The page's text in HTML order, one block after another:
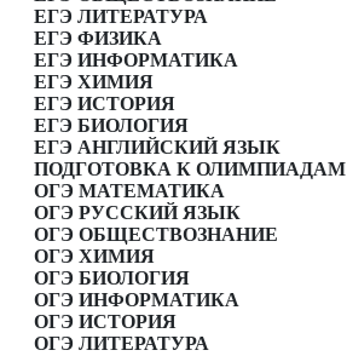
ЕГЭ ЛИТЕРАТУРА
ЕГЭ ФИЗИКА
ЕГЭ ИНФОРМАТИКА
ЕГЭ ХИМИЯ
ЕГЭ ИСТОРИЯ
ЕГЭ БИОЛОГИЯ
ЕГЭ АНГЛИЙСКИЙ ЯЗЫК
ПОДГОТОВКА К ОЛИМПИАДАМ
ОГЭ МАТЕМАТИКА
ОГЭ РУССКИЙ ЯЗЫК
ОГЭ ОБЩЕСТВОЗНАНИЕ
ОГЭ ХИМИЯ
ОГЭ БИОЛОГИЯ
ОГЭ ИНФОРМАТИКА
ОГЭ ИСТОРИЯ
ОГЭ ЛИТЕРАТУРА